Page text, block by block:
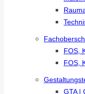
FOS,
FOS,
GTA |